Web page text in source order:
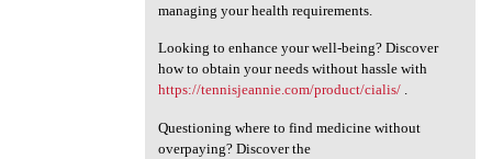
managing your health requirements.
Looking to enhance your well-being? Discover
how to obtain your needs without hassle with
https://tennisjeannie.com/product/cialis/.
Questioning where to find medicine without
overpaying? Discover the